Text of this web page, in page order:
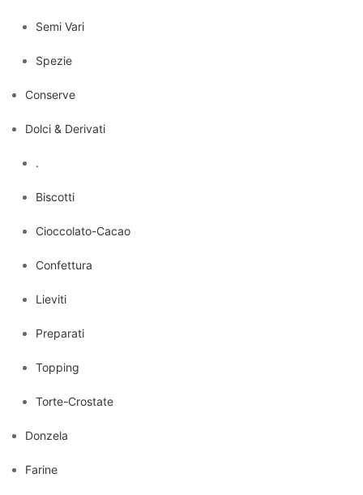
Semi Vari
Spezie
Conserve
Dolci & Derivati
.
Biscotti
Cioccolato-Cacao
Confettura
Lieviti
Preparati
Topping
Torte-Crostate
Donzela
Farine